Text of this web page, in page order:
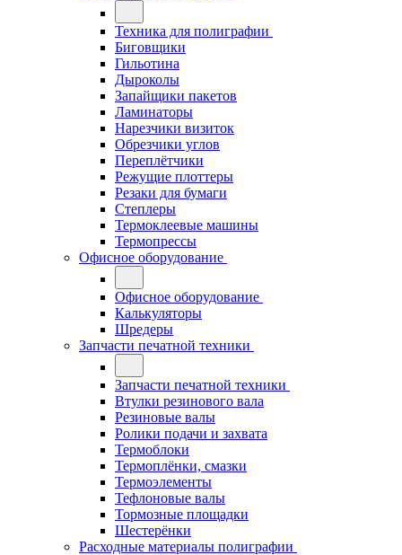
Техника для полиграфии
Биговщики
Гильотина
Дыроколы
Запайщики пакетов
Ламинаторы
Нарезчики визиток
Обрезчики углов
Переплётчики
Режущие плоттеры
Резаки для бумаги
Степлеры
Термоклеевые машины
Термопрессы
Офисное оборудование
Офисное оборудование
Калькуляторы
Шредеры
Запчасти печатной техники
Запчасти печатной техники
Втулки резинового вала
Резиновые валы
Ролики подачи и захвата
Термоблоки
Термоплёнки, смазки
Термоэлементы
Тефлоновые валы
Тормозные площадки
Шестерёнки
Расходные материалы полиграфии